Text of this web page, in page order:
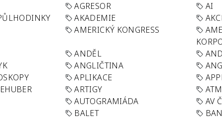
AGRESOR AI
AKADEMIE
AMERICKÝ KONGRESS
ANDĚL
ANGLIČTINA
APLIKACE
ARTIGY
AUTOGRAMIÁDA AV
BALET